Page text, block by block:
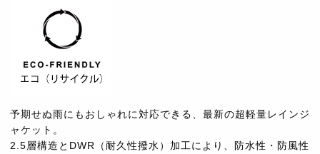
予期せぬ雨にもおしゃれに対応できる、最新の超軽量レインジ
ャケット。
2.5層構造とDWR（耐久性撥水）加工により、防水性・防風性